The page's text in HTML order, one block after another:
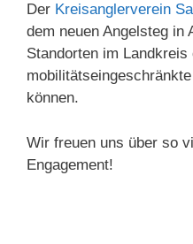
Der Kreisanglerverein
dem neuen Angelsteg in
Standorten im
können.
Wir freuen uns über so
Engagement!